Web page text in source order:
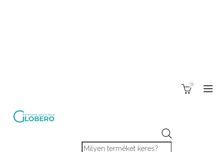
Products search
0